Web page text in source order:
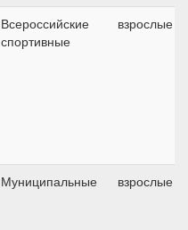
Всероссийские
спортивные
взрослые
Муниципальные взрослые